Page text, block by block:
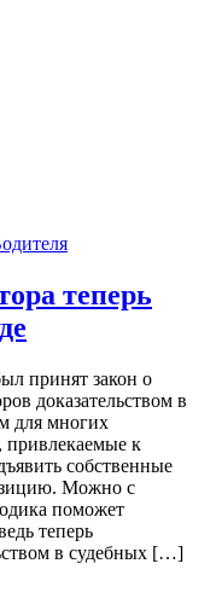
теперь
принят закон о
доказательством в
для многих
привлекаемые к
собственные
Можно с
поможет
теперь
в судебных […]